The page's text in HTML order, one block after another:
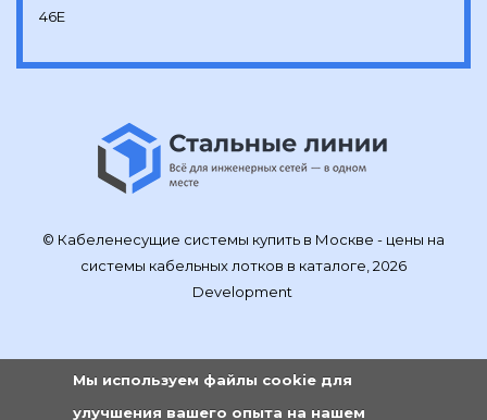
46Е
© Кабеленесущие системы купить в Москве - цены на
системы кабельных лотков в каталоге, 2026
Development
Мы используем файлы cookie для
улучшения вашего опыта на нашем